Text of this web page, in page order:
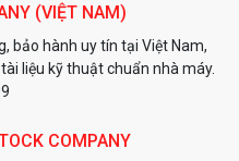
(VIỆT NAM)
bảo hành uy tín tại Việt Nam,
liệu kỹ thuật chuẩn nhà máy.
COMPANY